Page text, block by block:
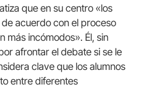
que en su centro «los
acuerdo con el proceso
más incómodos». Él, sin
afrontar el debate si se le
clave que los alumnos
entre diferentes